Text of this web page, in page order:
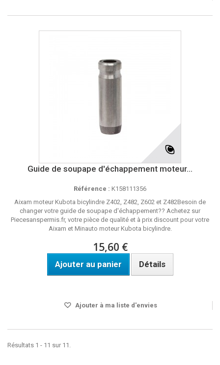
Guide de soupape d'échappement moteur...
Référence : K158111356
Aixam moteur Kubota bicylindre Z402, Z482, Z602 et Z482Besoin de
changer votre guide de soupape d'échappement?? Achetez sur
Piecesanspermis.fr, votre pièce de qualité et à prix discount pour votre
Aixam et Minauto moteur Kubota bicylindre.
15,60 €
Ajouter au panier Détails
Ajouter à ma liste d'envies
Résultats 1 - 11 sur 11.